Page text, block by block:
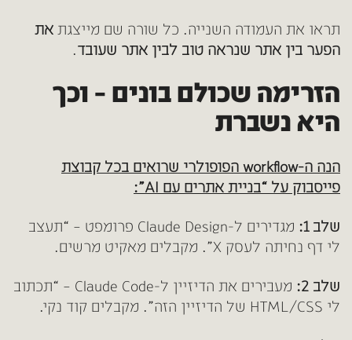
תראו את העמודה השנייה. כל שורה שם מייצגת את
הפער בין אתר שנראה טוב לבין אתר שעובד.
הזרימה שכולם בונים – וכך
היא נשברת
הנה ה-workflow הפופולרי שרואים בכל קבוצת
פייסבוק על “בניית אתרים עם AI”:
שלב 1:
מגדירים ל-Claude Design פרומפט – “תעצב
לי דף נחיתה לעסק X”. מקבלים מאקיט מרשים.
שלב 2:
מעבירים את הדיזיין ל-Claude Code – “תכתוב
לי HTML/CSS של הדיזיין הזה”. מקבלים קוד נקי.